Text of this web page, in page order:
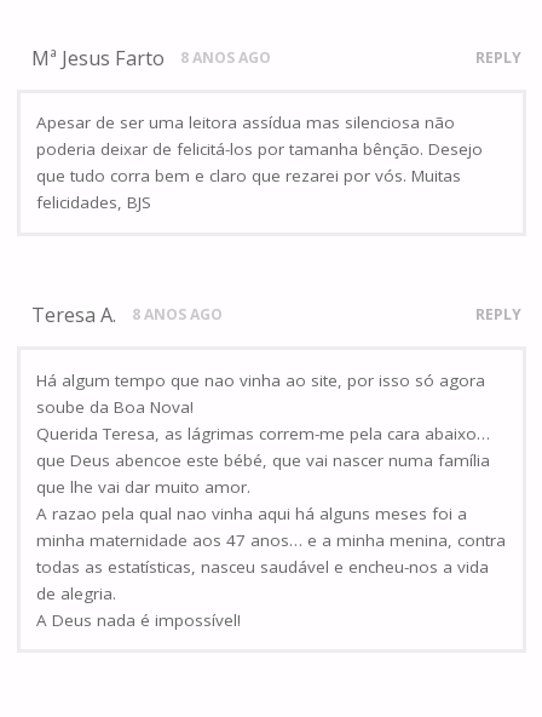
Mª Jesus Farto 8 ANOS AGO REPLY
Apesar de ser uma leitora assídua mas silenciosa não
poderia deixar de felicitá-los por tamanha bênção. Desejo
que tudo corra bem e claro que rezarei por vós. Muitas
felicidades, BJS
Teresa A. 8 ANOS AGO REPLY
Há algum tempo que nao vinha ao site, por isso só agora
soube da Boa Nova!
Querida Teresa, as lágrimas correm-me pela cara abaixo…
que Deus abencoe este bébé, que vai nascer numa família
que lhe vai dar muito amor.
A razao pela qual nao vinha aqui há alguns meses foi a
minha maternidade aos 47 anos… e a minha menina, contra
todas as estatísticas, nasceu saudável e encheu-nos a vida
de alegria.
A Deus nada é impossível!